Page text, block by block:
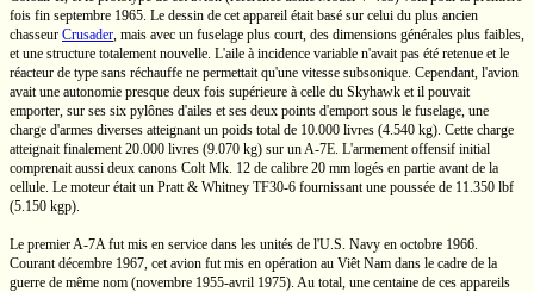
fois fin septembre 1965. Le dessin de cet appareil était basé sur celui du plus ancien
chasseur Crusader, mais avec un fuselage plus court, des dimensions générales plus faibles,
et une structure totalement nouvelle. L'aile à incidence variable n'avait pas été retenue et le
réacteur de type sans réchauffe ne permettait qu'une vitesse subsonique. Cependant, l'avion
avait une autonomie presque deux fois supérieure à celle du Skyhawk et il pouvait
emporter, sur ses six pylônes d'ailes et ses deux points d'emport sous le fuselage, une
charge d'armes diverses atteignant un poids total de 10.000 livres (4.540 kg). Cette charge
atteignait finalement20.000 livres (9.070 kg) sur unA-7E. L'armement offensif initial
comprenait aussi deux canons ColtMk. 12 de calibre 20 mm logés en partie avant de la
cellule. Le moteur était un Pratt & Whitney TF30-6 fournissant une poussée de 11.350 lbf
(5.150 kgp).
Le premierA-7Afut mis en service dans les unités de l'U.S. Navy en octobre 1966.
Courant décembre 1967, cet avion fut mis en opération au Viêt Nam dans le cadre de la
guerre de même nom (novembre 1955-avril 1975). Au total, une centaine de ces appareils